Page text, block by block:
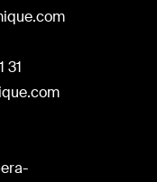
31